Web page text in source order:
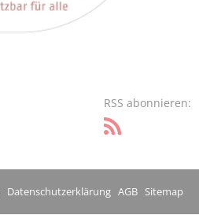
RSS abonnieren:
Datenschutzerklärung AGB Sitemap